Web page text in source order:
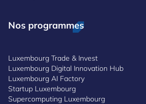
Nos programmes
Luxembourg Trade & Invest
Luxembourg Digital Innovation Hub
Luxembourg AI Factory
Startup Luxembourg
Supercomputing Luxembourg